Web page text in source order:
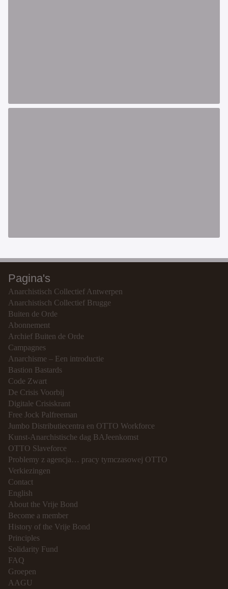
Pagina's
Anarchistisch Collectief Antwerpen
Anarchistisch Collectief Brugge
Buiten de Orde
Abonnement
Archief Buiten de Orde
Campagnes
Anarchisme – Een introductie
Bastion Bastards
Code Zwart
De Crisis Voorbij
Digitale Crisiskrant
Free Jock Palfreeman
Jumbo Distributiecentra en OTTO Workforce
Kunst-Anarchistische dag BAJeenkomst
OTTO Slaveforce
Problemy z agencja… pracy tymczasowej OTTO
Verkiezingen
Contact
English
About the Vrije Bond
Become a member
History of the Vrije Bond
Principles
Solidarity Fund
FAQ
Groepen
AAGU